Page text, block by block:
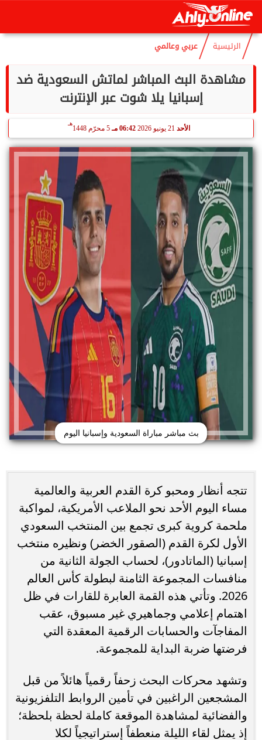
الأحد
الرئيسية عربي وعالمي
مشاهدة البث المباشر لماتش السعودية ضد
إسبانيا يلا شوت عبر الإنترنت
الأحد 21 يونيو 2026 06:42 مـ 5 محرّم 1448
هـ
بث مباشر مباراة السعودية وإسبانيا اليوم
تتجه أنظار ومحبو كرة القدم العربية والعالمية
مساء اليوم الأحد نحو الملاعب الأمريكية، لمواكبة
ملحمة كروية كبرى تجمع بين المنتخب السعودي
الأول لكرة القدم (الصقور الخضر) ونظيره منتخب
إسبانيا (الماتادور)، لحساب الجولة الثانية من
منافسات المجموعة الثامنة لبطولة كأس العالم
2026. وتأتي هذه القمة العابرة للقارات في ظل
اهتمام إعلامي وجماهيري غير مسبوق، عقب
المفاجآت والحسابات الرقمية المعقدة التي
فرضتها ضربة البداية للمجموعة.
وتشهد محركات البحث زحفاً رقمياً هائلاً من قبل
المشجعين الراغبين في تأمين الروابط التلفزيونية
والفضائية لمشاهدة الموقعة كاملة لحظة بلحظة؛
إذ يمثل لقاء الليلة منعطفاً إستراتيجياً لكلا